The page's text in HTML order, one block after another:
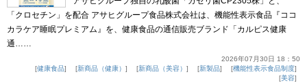
「クロセチン」を配合 アサヒグループ食品株式会社は、機能性表示食品『ココ
カラケア睡眠プレミアム』を、健康食品の通信販売ブランド「カルピス健康
通……
2026年07月30日 18：50
健康食品
新商品（健康） 新商品（美容） 新製品
機能性表示食品制度
美容